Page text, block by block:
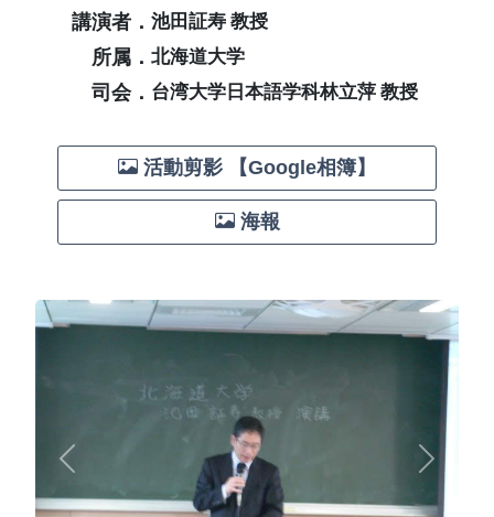
講演者． 池田証寿 教授
所属． 北海道大学
司会． 台湾大学日本語学科林立萍 教授
活動剪影 【Google相簿】
海報
Previous Next